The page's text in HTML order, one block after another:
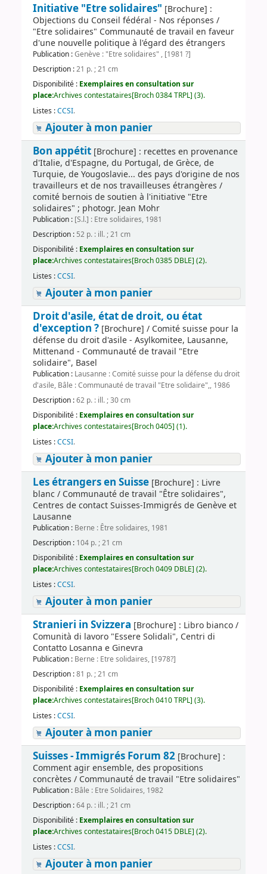
Initiative "Etre solidaires" [Brochure] :
Objections du Conseil fédéral - Nos réponses /
"Etre solidaires" Communauté de travail en faveur
d'une nouvelle politique à l'égard des étrangers
Publication :Genève : "Etre solidaires" , [1981 ?]
Description :21 p. ; 21 cm
Disponibilité : Exemplaires en consultation sur
place:Archives contestataires[Broch 0384 TRPL] (3).
Listes :CCSI.
Ajouter à mon panier
Bon appétit[Brochure] : recettes en provenance
d'Italie, d'Espagne, du Portugal, de Grèce, de
Turquie, de Yougoslavie... des pays d'origine de nos
travailleurs et de nos travailleuses étrangères /
comité bernois de soutien à l'initiative "Etre
solidaires" ; photogr. Jean Mohr
Publication : [S.l.] : Etre solidaires, 1981
Description : 52 p. : ill. ; 21 cm
Disponibilité : Exemplaires en consultation sur
place:Archives contestataires[Broch 0385 DBLE] (2).
Listes :CCSI.
Ajouter à mon panier
Droit d'asile, état de droit, ou état
d'exception ?[Brochure] / Comité suisse pour la
défense du droit d'asile - Asylkomitee, Lausanne,
Mittenand - Communauté de travail "Etre
solidaire", Basel
Publication : Lausanne : Comité suisse pour la défense du droit
d'asile, Bâle : Communauté de travail "Etre solidaire",, 1986
Description :62 p. : ill. ; 30 cm
Disponibilité : Exemplaires en consultation sur
place:Archives contestataires[Broch 0405] (1).
Listes :CCSI.
Ajouter à mon panier
Les étrangers en Suisse[Brochure] : Livre
blanc / Communauté de travail "Être solidaires",
Centres de contact Suisses-Immigrés de Genève et
Lausanne
Publication : Berne : Être solidaires, 1981
Description : 104 p. ; 21 cm
Disponibilité : Exemplaires en consultation sur
place:Archives contestataires[Broch 0409 DBLE] (2).
Listes :CCSI.
Ajouter à mon panier
Stranieri in Svizzera [Brochure] : Libro bianco /
Comunità di lavoro "Essere Solidali", Centri di
Contatto Losanna e Ginevra
Publication : Berne : Etre solidaires, [1978?]
Description :81 p. ; 21 cm
Disponibilité : Exemplaires en consultation sur
place:Archives contestataires[Broch 0410 TRPL] (3).
Listes :CCSI.
Ajouter à mon panier
Suisses - Immigrés Forum 82[Brochure] :
Comment agir ensemble, des propositions
concrètes / Communauté de travail "Etre solidaires"
Publication : Bâle : Etre Solidaires, 1982
Description :64 p. : ill. ; 21 cm
Disponibilité : Exemplaires en consultation sur
place:Archives contestataires[Broch 0415 DBLE] (2).
Listes :CCSI.
Ajouter à mon panier